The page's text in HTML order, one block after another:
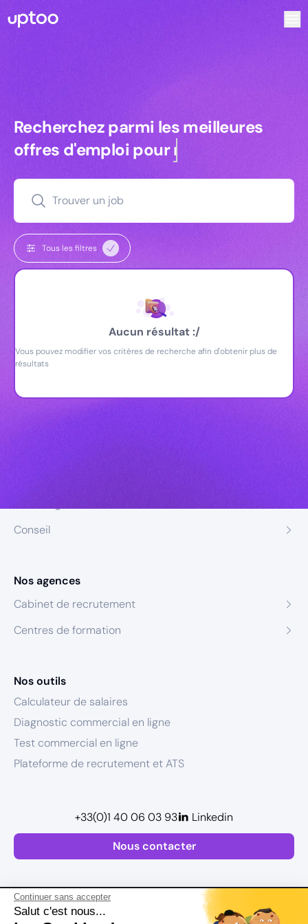
Continuer sans accepter
Salut c'est nous...
Recherchez parmi les meilleures
Recherchez parmi les meilleures
offres d'emploi pourcommerciaux
Trouver un job
Tous les filtres
Aucun résultat :/
Vous pouvez modifier vos critères de recherche afin d'obtenir plus de
résultats
Conseil
Nos agences
Cabinet de recrutement
Centres de formation
Nos outils
Calculateur de salaires
Diagnostic commercial en ligne
Test commercial en ligne
Plateforme de recrutement et ATS
Nous contacter
+33(0)1 40 06 03 93 Linkedin